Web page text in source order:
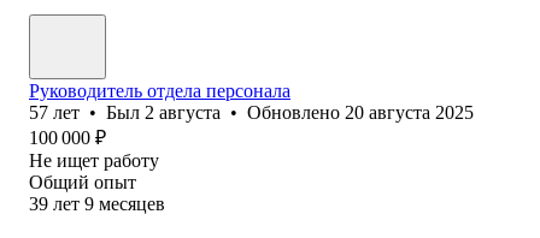
Руководитель отдела персонала
57 лет • Был 2 августа • Обновлено 20 августа 2025
100 000 ₽
Не ищет работу
Общий опыт
39 лет 9 месяцев